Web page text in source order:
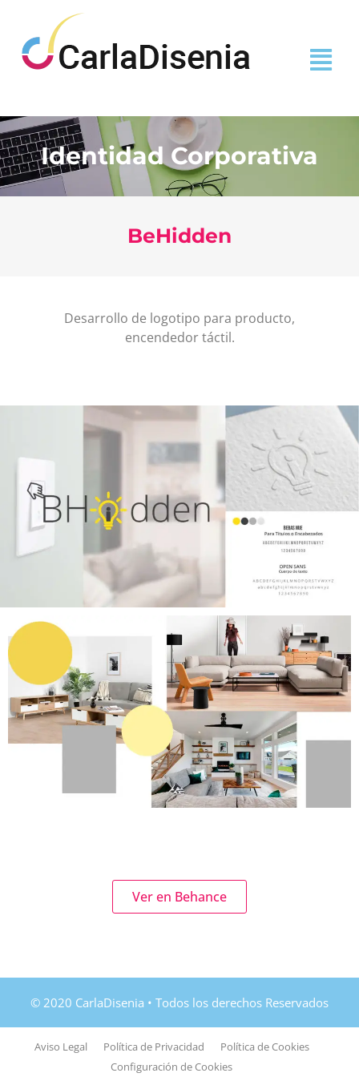
Identidad Corporativa
BeHidden
Desarrollo de logotipo para producto,
encendedor táctil.
Ver en Behance
Aviso Legal Política de Privacidad
Política de Cookies
Configuración de Cookies